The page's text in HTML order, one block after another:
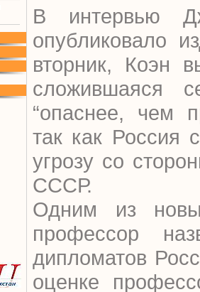
В интервью
опубликовало
вторник, Коэн
сложившаяся
“опаснее, чем
так как Россия
угрозу со
СССР.
Одним из
профессор
дипломатов
оценке